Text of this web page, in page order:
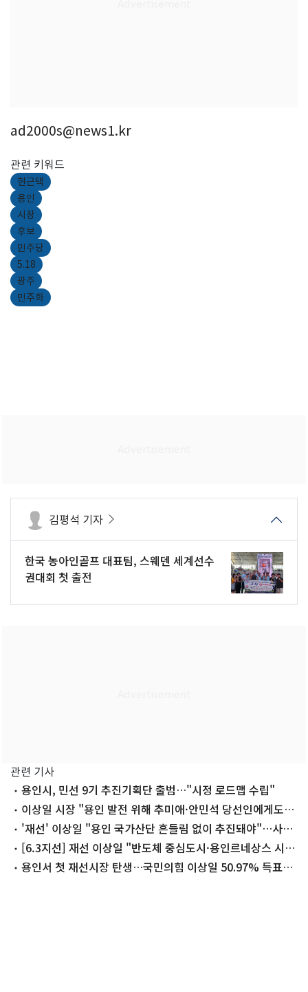
ad2000s@news1.kr
관련 키워드
현근택
용인
시장
후보
민주당
5.18
광주
민주화
김평석 기자
한국 농아인골프 대표팀, 스웨덴 세계선수
권대회 첫 출전
관련 기사
용인시, 민선 9기 추진기획단 출범…"시정 로드맵 수립"
이상일 시장 "용인 발전 위해 추미애·안민석 당선인에게도
협력 요청"
'재선' 이상일 "용인 국가산단 흔들림 없이 추진돼야"…사수
의지 재확인
[6.3지선] 재선 이상일 "반도체 중심도시·용인르네상스 시즌
2 열겠다"
용인서 첫 재선시장 탄생…국민의힘 이상일 50.97% 득표로